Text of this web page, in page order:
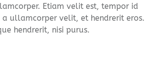
Etiam velit est, tempor id
ullamcorper velit, et hendrerit eros.
hendrerit, nisi purus.